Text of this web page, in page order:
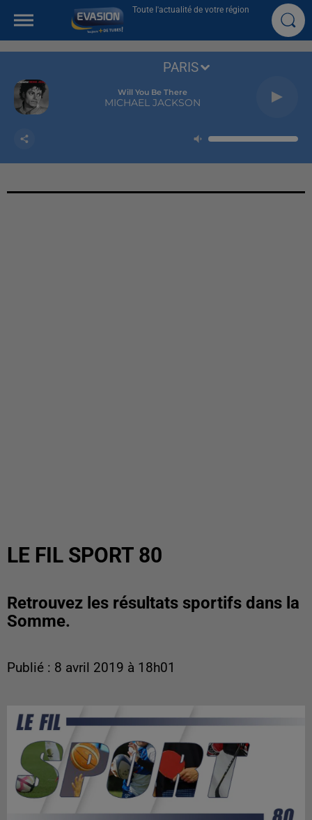
Toute l'actualité de votre région
Will You Be There
MICHAEL JACKSON
PARIS
LE FIL SPORT 80
Retrouvez les résultats sportifs dans la
Somme.
Publié : 8 avril 2019 à 18h01